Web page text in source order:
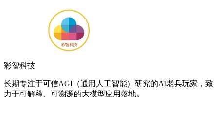
彩智科技
长期专注于可信AGI（通用人工智能）研究的AI老兵玩家，致
力于可解释、可溯源的大模型应用落地。